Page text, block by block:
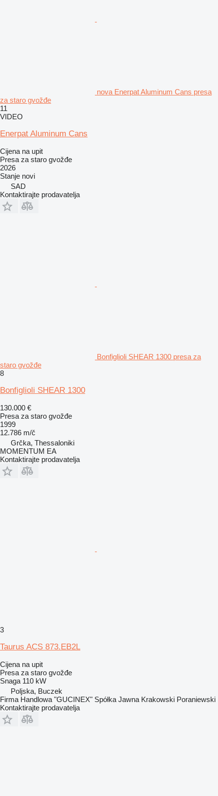
nova Enerpat Aluminum Cans presa
za staro gvožđe
11
VIDEO
Enerpat Aluminum Cans
Cijena na upit
Presa za staro gvožđe
2026
Stanje novi
SAD
Kontaktirajte prodavatelja
Bonfiglioli SHEAR 1300 presa za
staro gvožđe
8
Bonfiglioli SHEAR 1300
130.000 €
Presa za staro gvožđe
1999
12.786 m/č
Grčka, Thessaloniki
MOMENTUM EA
Kontaktirajte prodavatelja
3
Taurus ACS 873.EB2L
Cijena na upit
Presa za staro gvožđe
Snaga 110 kW
Poljska, Buczek
Firma Handlowa "GUCINEX" Spółka Jawna Krakowski Poraniewski
Kontaktirajte prodavatelja